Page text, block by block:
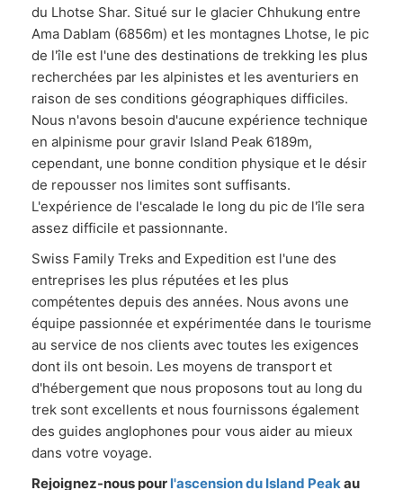
du Lhotse Shar. Situé sur le glacier Chhukung entre
Ama Dablam (6856m) et les montagnes Lhotse, le pic
de l'île est l'une des destinations de trekking les plus
recherchées par les alpinistes et les aventuriers en
raison de ses conditions géographiques difficiles.
Nous n'avons besoin d'aucune expérience technique
en alpinisme pour gravir Island Peak 6189m,
cependant, une bonne condition physique et le désir
de repousser nos limites sont suffisants.
L'expérience de l'escalade le long du pic de l'île sera
assez difficile et passionnante.
Swiss Family Treks and Expedition est l'une des
entreprises les plus réputées et les plus
compétentes depuis des années. Nous avons une
équipe passionnée et expérimentée dans le tourisme
au service de nos clients avec toutes les exigences
dont ils ont besoin. Les moyens de transport et
d'hébergement que nous proposons tout au long du
trek sont excellents et nous fournissons également
des guides anglophones pour vous aider au mieux
dans votre voyage.
Rejoignez-nous pour l'ascension du Island Peakau